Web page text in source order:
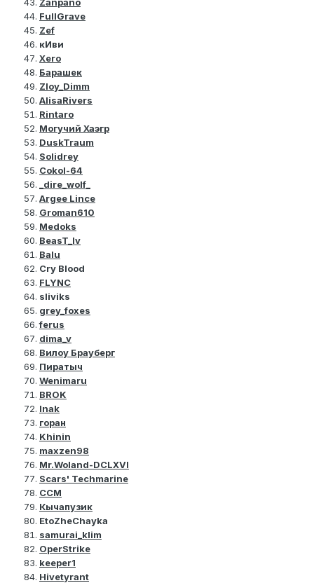
FullGrave
Zef
кИви
Xero
Барашек
Zloy_Dimm
AlisaRivers
Rintaro
Могучий Хаэгр
DuskTraum
Solidrey
Cokol-64
_dire_wolf_
Argee Lince
Groman610
Medoks
BeasT_lv
Balu
Cry Blood
FLYNC
sliviks
grey_foxes
ferus
dima_v
Вилоу Брауберг
Пиратыч
Wenimaru
BROK
Inak
горан
Khinin
maxzen98
Mr.Woland-DCLXVI
Scars' Techmarine
ССМ
Кычапузик
EtoZheChayka
samurai_klim
OperStrike
keeper1
Hivetyrant